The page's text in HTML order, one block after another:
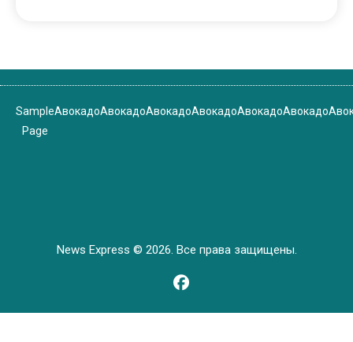
Sample
Page
АвокадоАвокадоАвокадоАвокадоАвокадоАвокадо
News Express © 2026. Все права защищены.